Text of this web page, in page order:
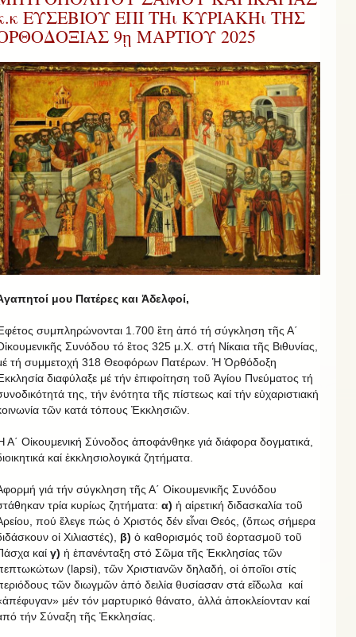
ΕΥΣΕΒΙΟΥ ΕΠΙ ΤΗι ΚΥΡΙΑΚΗι ΤΗΣ
9ῃ ΜΑΡΤΙΟΥ 2025
μου Πατέρες και Ἀδελφοί,
συμπληρώνονται 1.700 ἒτη ἀπό τή σύγκληση τῆς Α΄
Συνόδου τό ἒτος 325 μ.Χ. στή Νίκαια τῆς Βιθυνίας,
τή συμμετοχή 318 Θεοφόρων Πατέρων. Ἡ Ὀρθόδοξη
διαφύλαξε μέ τήν ἐπιφοίτηση τοῦ Ἁγίου Πνεύματος τή
της, τήν ἑνότητα τῆς πίστεως καί τήν εὐχαριστιακή
τῶν κατά τόπους Ἐκκλησιῶν.
Α΄ Οἰκουμενική Σύνοδος ἀποφάνθηκε γιά διάφορα δογματικά,
καί ἐκκλησιολογικά ζητήματα.
γιά τήν σύγκληση τῆς Α΄ Οἰκουμενικῆς Συνόδου
τρία κυρίως ζητήματα: α) ἡ αἱρετική διδασκαλία τοῦ
πού ἔλεγε πώς ὁ Χριστός δέν εἶναι Θεός, (ὅπως σήμερα
οἱ Χιλιαστές), β) ὁ καθορισμός τοῦ ἑορτασμοῦ τοῦ
καί γ) ἡ ἐπανένταξη στό Σῶμα τῆς Ἐκκλησίας τῶν
(lapsi), τῶν Χριστιανῶν δηλαδή, οἱ ὁποῖοι στίς
τῶν διωγμῶν ἀπό δειλία θυσίασαν στά εἴδωλα καί
μέν τόν μαρτυρικό θάνατο, ἀλλά ἀποκλείονταν καί
τήν Σύναξη τῆς Ἐκκλησίας.